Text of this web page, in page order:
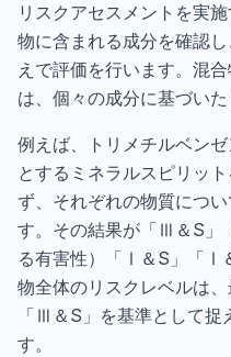
リスクアセスメントを実
物に含まれる成分を確認
えで評価を行います。混
は、個々の成分に基づいた
例えば、トリメチルベン
とするミネラルスピリッ
ず、それぞれの物質につ
す。その結果が「Ⅲ＆S」
る有害性）「Ⅰ＆S」「Ⅰ
物全体のリスクレベルは
「Ⅲ＆S」を基準として捉
す。